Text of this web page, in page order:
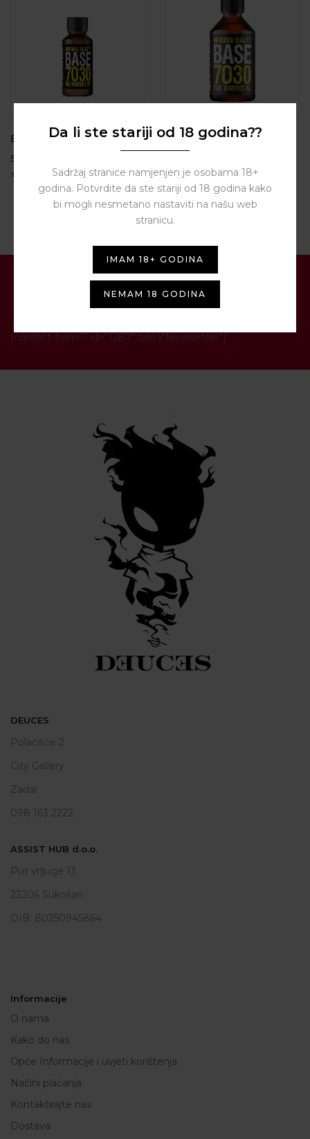
Baza 100ml 70/30
5,00
BY INFAMOUS
15,00 €
PRIJAVITE SE NA NAŠ
NEWSLETTER
[contact-form-7 id="1287" title="Newsletter"]
DEUCES
Polačišće 2
City Gallery
Zadar
098 163 2222
ASSIST HUB d.o.o.
Put vrljuge 13
23206 Sukošan
OIB: 80250945864
Informacije
O nama
Kako do nas
Opće Informacije i uvjeti korištenja
Načini plaćanja
Kontaktirajte nas
Dostava
Da li ste stariji od 18 godina??
Sadržaj stranice namjenjen je osobama 18+
godina. Potvrdite da ste stariji od 18 godina kako
bi mogli nesmetano nastaviti na našu web
stranicu.
IMAM 18+ GODINA
NEMAM 18 GODINA